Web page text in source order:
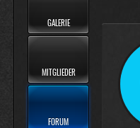
GALERIE
MITGLIEDER
FORUM